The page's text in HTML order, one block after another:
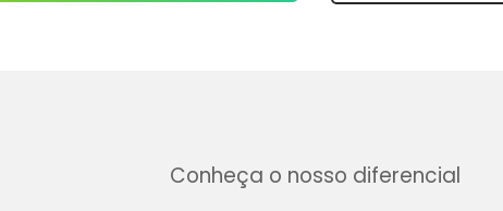
Conheça o nosso diferencial